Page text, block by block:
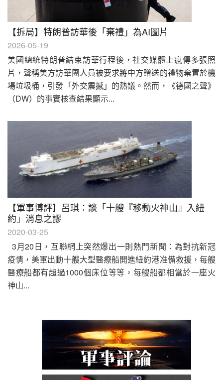
【拆局】特朗普訪華後「棄禮」為AI圖片
2026-05-19
美國總統特朗普結束訪華行程後，社交媒體上瘋傳多張照
片，聲稱美方訪華團人員被要求將中方贈送的禮物棄置於機
場垃圾桶，引發「外交震撼」的熱議。然而，《德國之聲》
（DW）的事實核查結果顯示...
【軍事博評】呂琪：談「十艘『移動火神山』入紐
約」消息之謬
2020-03-25
3月20日，互聯網上突然爆出一則熱門新聞：為對抗新冠
疫情，美軍出動十艘大型醫療船開進紐約港准備救援，每艘
醫療船都有超過1000個床位等等，每艘船都相當於一座火
神山...